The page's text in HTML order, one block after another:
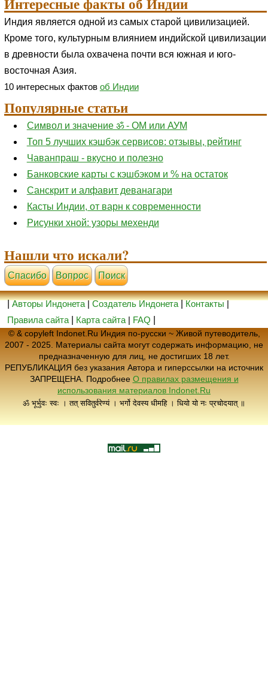
Индия является одной из самых старой цивилизацией.
Кроме того, культурным влиянием индийской цивилизации
в древности была охвачена почти вся южная и юго-
восточная Азия.
10 интересных фактов об Индии
Популярные статьи
Символ и значение ॐ - ОМ или АУМ
Топ 5 лучших кэшбэк сервисов: отзывы, рейтинг
Чаванпраш - вкусно и полезно
Банковские карты с кэшбэком и % на остаток
Санскрит и алфавит деванагари
Касты Индии, от варн к современности
Рисунки хной: узоры мехенди
Нашли что искали?
Cпасибо Вопрос Поиск
|Авторы Индонета|Создатель Индонета|Контакты|
Правила сайта
Карта сайта | FAQ
© & copyleft Indonet.Ru Индия по-русски ~ Живой путеводитель,
2007 - 2025. Материалы сайта могут содержать информацию, не
предназначенную для лиц, не достигших 18 лет.
РЕПУБЛИКАЦИЯ без указания Автора и гиперссылки на источник
ЗАПРЕЩЕНА. Подробнее О правилах размещения и
использования материалов Indonet.Ru
ॐ भूर्भुवः स्वः । तत् सवितुर्वरेण्यं । भर्गो देवस्य धीमहि । धियो यो नः प्रचोदयात् ॥